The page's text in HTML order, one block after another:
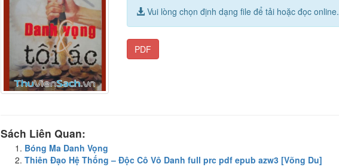
Vui lòng chọn định dạng file để tải hoặc đọc online.
PDF
Sách Liên Quan:
Bóng Ma Danh Vọng
Thiên Đạo Hệ Thống – Độc Cô Vô Danh full prc pdf epub azw3 [Võng Du]